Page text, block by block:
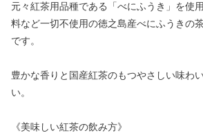
元々紅茶用品種である「べにふうき」を使
料など一切不使用の徳之島産べにふうきの
です。
豊かな香りと国産紅茶のもつやさしい味わ
い。
《美味しい紅茶の飲み方》